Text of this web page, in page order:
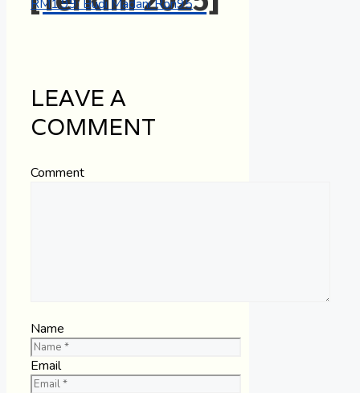
RM1.99: Budi Madani Ron95
LEAVE A
COMMENT
Comment
Name
Email